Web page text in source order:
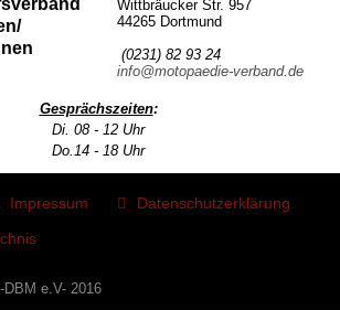
Wittbräucker Str. 957
44265 Dortmund
(0231) 82 93 24
info@motopaedie-verband.de
Gesprächszeiten:
Di. 08 - 12 Uhr
Do.14 - 18 Uhr
Impressum Datenschutzerklärung
e.V- 2016